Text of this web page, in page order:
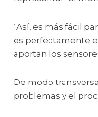
“Así, es más fácil
es perfectamente
aportan los
De modo
problemas y el